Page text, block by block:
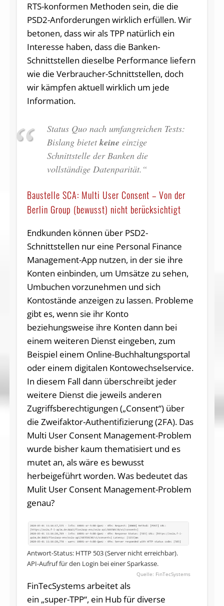
RTS-konformen Methoden sein, die die
PSD2-Anforderungen wirklich erfüllen. Wir
betonen, dass wir als TPP natürlich ein
Interesse haben, dass die Banken-
Schnittstellen dieselbe Performance liefern
wie die Verbraucher-Schnittstellen, doch
wir kämpfen aktuell wirklich um jede
Information.
Status Quo nach umfangreichen Tests:
Bislang bietetkeine einzige
Schnittstelle der Banken die
vollständige Datenparität.“
Baustelle SCA: Multi User Consent – Von der
Berlin Group (bewusst) nicht berücksichtigt
Endkunden können über PSD2-
Schnittstellen nur eine Personal Finance
Management-App nutzen, in der sie ihre
Konten einbinden, um Umsätze zu sehen,
Umbuchen vorzunehmen und sich
Kontostände anzeigen zu lassen. Probleme
gibt es, wenn sie ihr Konto
beziehungsweise ihre Konten dann bei
einem weiteren Dienst eingeben, zum
Beispiel einem Online-Buchhaltungsportal
oder einem digitalen Kontowechselservice.
In diesem Fall dann überschreibt jeder
weitere Dienst die jeweils anderen
Zugriffsberechtigungen („Consent“) über
die Zweifaktor-Authentifizierung (2FA). Das
Multi User Consent Management-Problem
wurde bisher kaum thematisiert und es
mutet an, als wäre es bewusst
herbeigeführt worden. Was bedeutet das
Mulit User Consent Management-Problem
genau?
Antwort-Status: HTTP 503 (Server nicht erreichbar).
API-Aufruf für den Login bei einer Sparkasse.
FinTecSystems
FinTecSystems arbeitet als
ein „super-TPP“, ein Hub für diverse